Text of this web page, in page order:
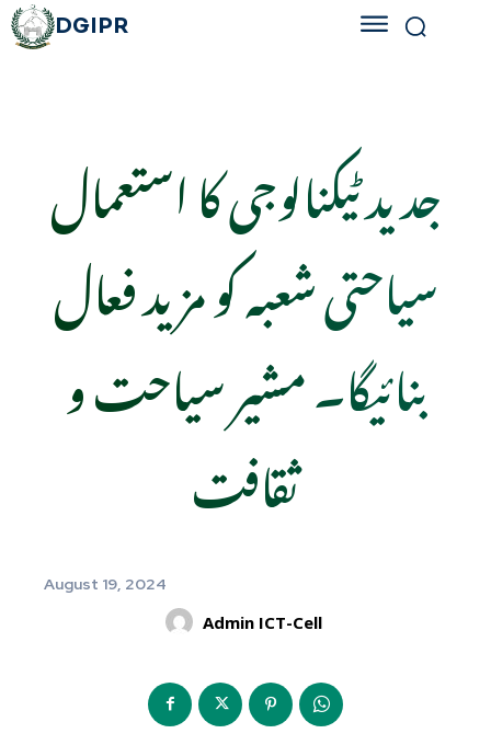
DGIPR
جدید ٹیکنالوجی کا استعمال
سیاحتی شعبہ کو مزید فعال
بنائیگا۔ مشیر سیاحت و
ثقافت
August 19, 2024
Admin ICT-Cell